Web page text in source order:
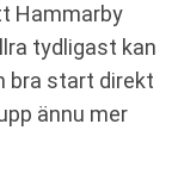
Hammarby
tydligast kan
bra start direkt
ännu mer